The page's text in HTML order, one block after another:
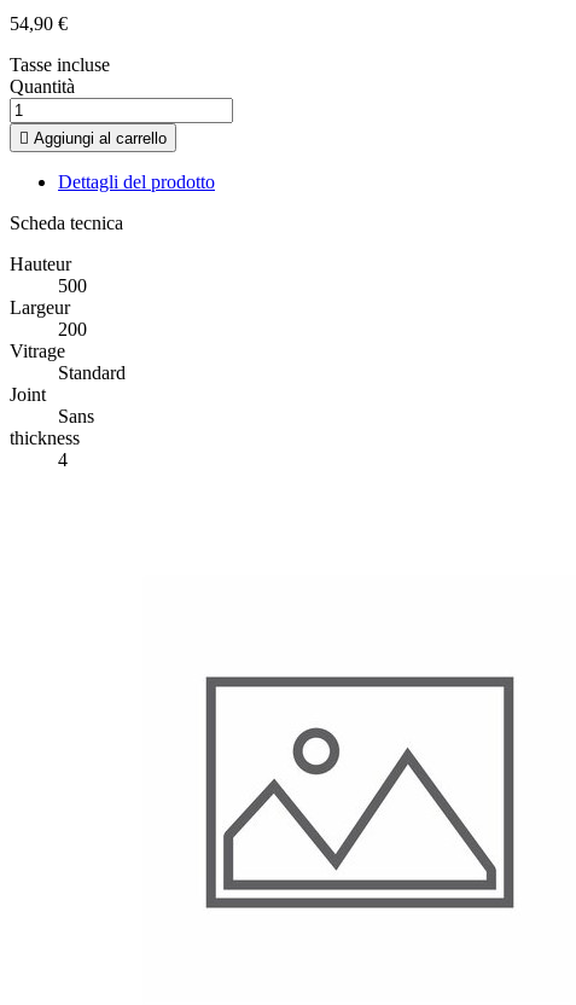
54,90 €
Tasse incluse
Quantità
 Aggiungi al carrello
Dettagli del prodotto
Scheda tecnica
Hauteur
500
Largeur
200
Vitrage
Standard
Joint
Sans
thickness
4